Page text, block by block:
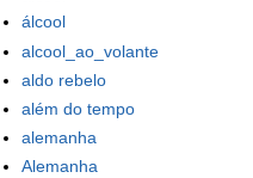
álcool
alcool_ao_volante
aldo rebelo
além do tempo
alemanha
Alemanha